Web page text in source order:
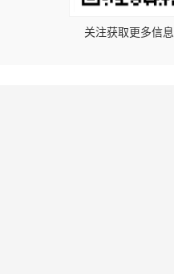
关注获取更多信息